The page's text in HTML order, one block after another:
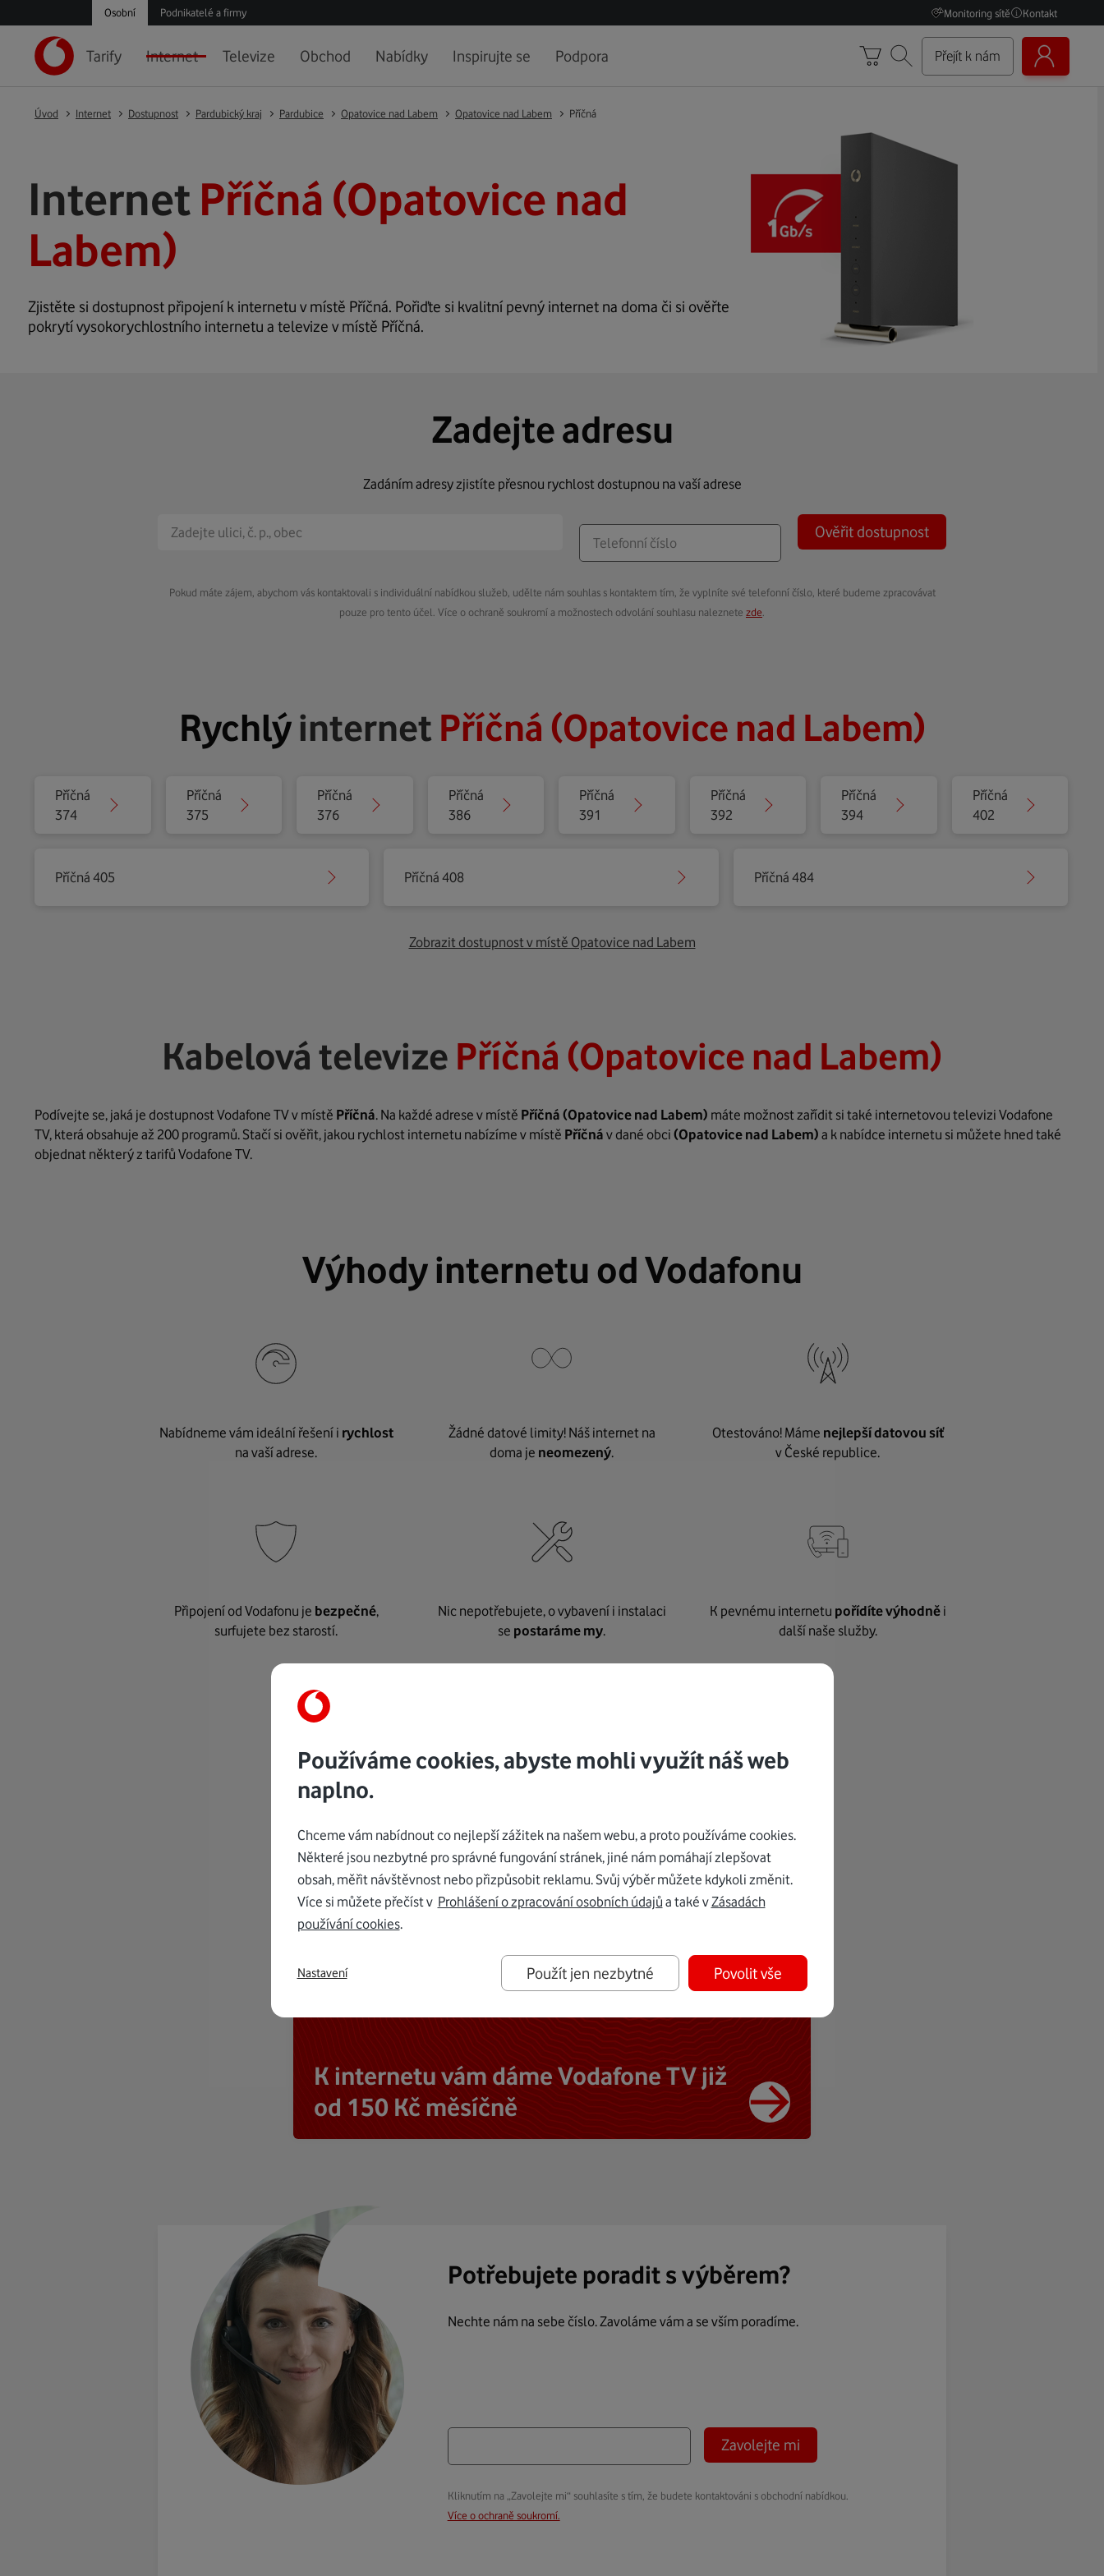
Osobní Podnikatelé a firmy Monitoring sítě Kontakt
Tarify Internet Televize Obchod Nabídky Inspirujte se Podpora Přejít k nám
Úvod Internet Dostupnost Pardubický kraj Pardubice Opatovice nad Labem Opatovice nad Labem Příčná
Internet Příčná (Opatovice nad
Labem)
Zjistěte si dostupnost připojení k internetu v místě Příčná. Pořiďte si kvalitní pevný internet na doma či si ověřte
pokrytí vysokorychlostního internetu a televize v místě Příčná.
Zadejte adresu
Zadáním adresy zjistíte přesnou rychlost dostupnou na vaší adrese
Ověřit dostupnost
Pokud máte zájem, abychom vás kontaktovali s individuální nabídkou služeb, udělte nám souhlas s kontaktem tím, že vyplníte své telefonní číslo, které budeme zpracovávat
pouze pro tento účel. Více o ochraně soukromí a možnostech odvolání souhlasu naleznete zde
Rychlýinternet Příčná (Opatovice nad Labem)
Příčná
374
Příčná
375
Příčná
376
Příčná
386
Příčná
391
Příčná
392
Příčná
394
Příčná
402
Příčná 405 Příčná 408 Příčná 484
Zobrazit dostupnost v místě Opatovice nad Labem
Kabelová televize Příčná (Opatovice nad Labem)
Podívejte se, jaká je dostupnost Vodafone TV v místě Příčná. Na každé adrese v místě Příčná (Opatovice nad Labem) máte možnost zařídit si také internetovou televizi Vodafone
TV, která obsahuje až 200 programů. Stačí si ověřit, jakou rychlost internetu nabízíme v místě Příčná v dané obci (Opatovice nad Labem) a k nabídce internetu si můžete hned také
objednat některý z tarifů Vodafone TV.
Výhody internetu od Vodafonu
Nabídneme vám ideální řešení i rychlost
na vaší adrese.
Žádné datové limity! Náš internet na
doma je neomezený.
Otestováno! Máme nejlepší datovou síť
v České republice.
Připojení od Vodafonu je bezpečné,
surfujete bez starostí.
Nic nepotřebujete, o vybavení i instalaci
se postaráme my.
K pevnému internetu pořídíte výhodněi
další naše služby.
K internetu vám dáme Vodafone TV již
od 150 Kč měsíčně
Potřebujete poradit s výběrem?
Nechte nám na sebe číslo. Zavoláme vám a se vším poradíme.
Zavolejte mi
Kliknutím na „Zavolejte mi“ souhlasíte s tím, že budete kontaktováni s obchodní nabídkou.
Více o ochraně soukromí.
Používáme cookies, abyste mohli využít náš web
naplno.
Chceme vám nabídnout co nejlepší zážitek na našem webu, a proto používáme cookies.
Některé jsou nezbytné pro správné fungování stránek, jiné nám pomáhají zlepšovat
obsah, měřit návštěvnost nebo přizpůsobit reklamu. Svůj výběr můžete kdykoli změnit.
Více si můžete přečíst v Prohlášení o zpracování osobních údajů a také vZásadách
používání cookies.
Použít jen nezbytné Povolit vše
Nastavení